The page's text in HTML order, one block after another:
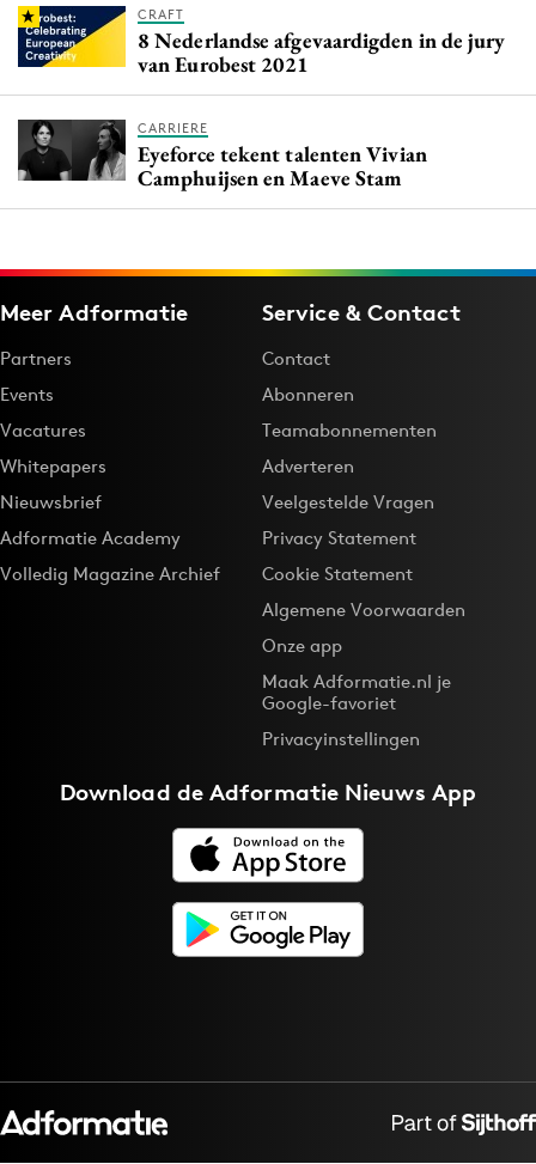
CRAFT
8 Nederlandse afgevaardigden in de jury
van Eurobest 2021
CARRIERE
Eyeforce tekent talenten Vivian
Camphuijsen en Maeve Stam
Meer Adformatie
Partners
Events
Vacatures
Whitepapers
Nieuwsbrief
Adformatie Academy
Volledig Magazine Archief
Service & Contact
Contact
Abonneren
Teamabonnementen
Adverteren
Veelgestelde Vragen
Privacy Statement
Cookie Statement
Algemene Voorwaarden
Onze app
Maak Adformatie.nl je
Google-favoriet
Privacyinstellingen
Download deAdformatie Nieuws App